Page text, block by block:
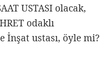
USTASI olacak,
odaklı
ustası, öyle mi?